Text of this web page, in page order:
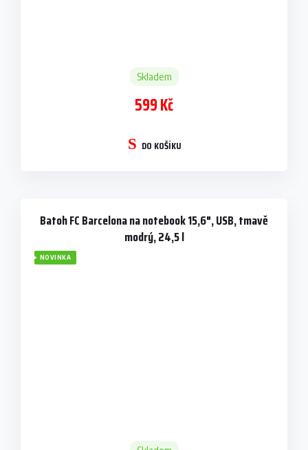
Skladem
599 Kč
DO KOŠÍKU
Batoh FC Barcelona na notebook 15,6", USB, tmavě
modrý, 24,5 l
NOVINKA